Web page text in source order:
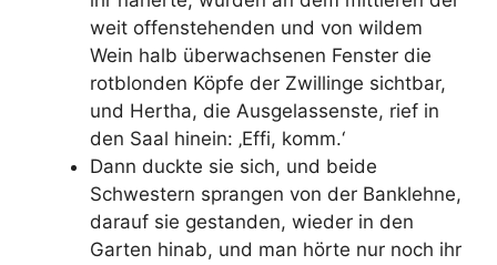
weit offenstehenden und von wildem
Wein halb überwachsenen Fenster die
rotblonden Köpfe der Zwillinge sichtbar,
und Hertha, die Ausgelassenste, rief in
den Saal hinein: ‚Effi, komm.‘
Dann duckte sie sich, und beide
Schwestern sprangen von der Banklehne,
darauf sie gestanden, wieder in den
Garten hinab, und man hörte nur noch ihr